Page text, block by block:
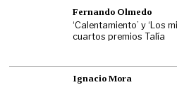
Fernando Olmedo
‘Calentamiento’ y ‘Los
cuartos premios Talía
Ignacio Mora